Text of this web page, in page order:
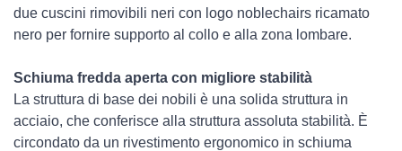
due cuscini rimovibili neri con logo noblechairs ricamato
nero per fornire supporto al collo e alla zona lombare.
Schiuma fredda aperta con migliore stabilità
La struttura di base dei nobili è una solida struttura in
acciaio, che conferisce alla struttura assoluta stabilità. È
circondato da un rivestimento ergonomico in schiuma